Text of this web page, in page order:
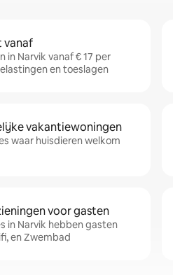
vanaf
in Narvik vanaf € 17 per
en toeslagen
vakantiewoningen
waar huisdieren welkom
voor gasten
in Narvik hebben gasten
en Zwembad